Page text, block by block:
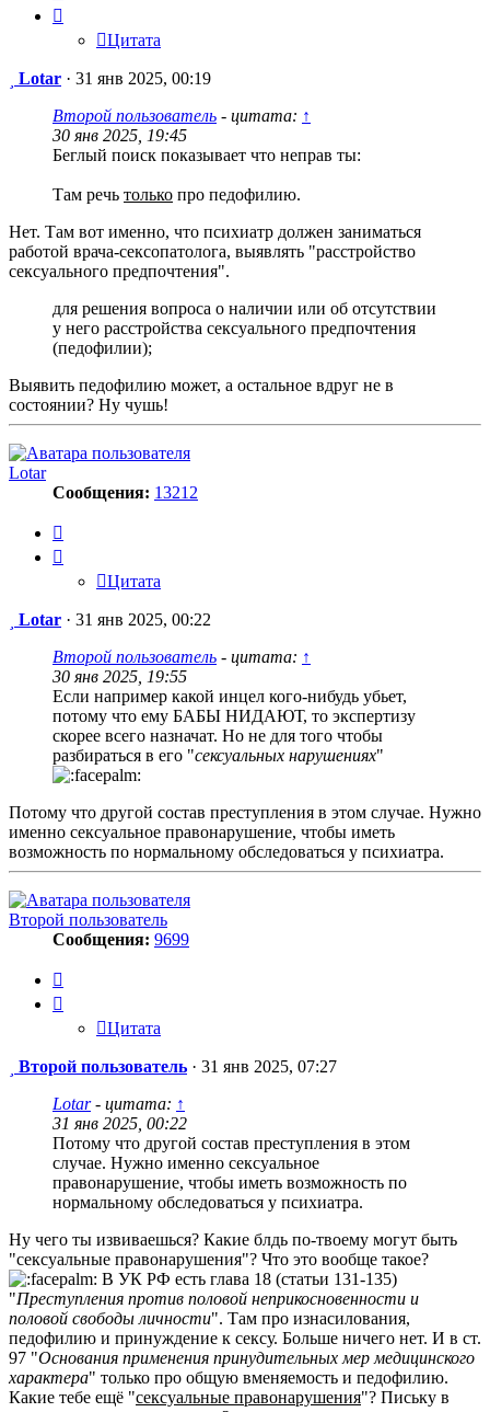
Цитата
Сообщение
Lotar · 31 янв 2025, 00:19
Второй пользователь - цитата: ↑
30 янв 2025, 19:45
Беглый поиск показывает что неправ ты:
Там речь только про педофилию.
Нет. Там вот именно, что психиатр должен заниматься
работой врача-сексопатолога, выявлять "расстройство
сексуального предпочтения".
для решения вопроса о наличии или об отсутствии
у него расстройства сексуального предпочтения
(педофилии);
Выявить педофилию может, а остальное вдруг не в
состоянии? Ну чушь!
Lotar
Сообщения: 13212
Цитата
Сообщение
Lotar · 31 янв 2025, 00:22
Второй пользователь - цитата: ↑
30 янв 2025, 19:55
Если например какой инцел кого-нибудь убьет,
потому что ему БАБЫ НИДАЮТ, то экспертизу
скорее всего назначат. Но не для того чтобы
разбираться в его "сексуальных нарушениях"
Потому что другой состав преступления в этом случае. Нужно
именно сексуальное правонарушение, чтобы иметь
возможность по нормальному обследоваться у психиатра.
Второй пользователь
Сообщения: 9699
Цитата
Сообщение
Второй пользователь · 31 янв 2025, 07:27
Lotar- цитата: ↑
31 янв 2025, 00:22
Потому что другой состав преступления в этом
случае. Нужно именно сексуальное
правонарушение, чтобы иметь возможность по
нормальному обследоваться у психиатра.
Ну чего ты извиваешься? Какие блдь по-твоему могут быть
"сексуальные правонарушения"? Что это вообще такое?
В УК РФ есть глава 18 (статьи 131-135)
"Преступления против половой неприкосновенности и
половой свободы личности". Там про изнасилования,
педофилию и принуждение к сексу. Больше ничего нет. И в ст.
97 "Основания применения принудительных мер медицинского
характера" только про общую вменяемость и педофилию.
Какие тебе ещё "сексуальные правонарушения"? Письку в